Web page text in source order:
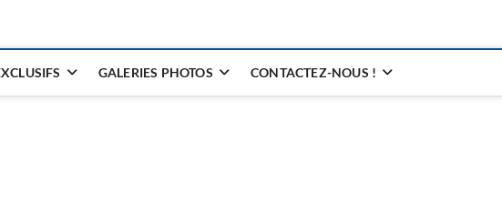
GALERIES PHOTOS CONTACTEZ-NOUS !